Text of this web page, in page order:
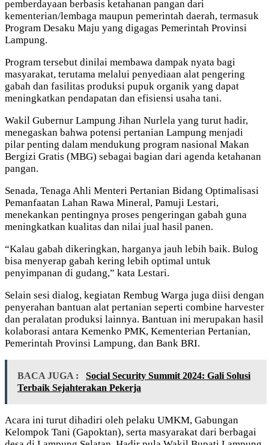
pemberdayaan berbasis ketahanan pangan dari
kementerian/lembaga maupun pemerintah daerah, termasuk
Program Desaku Maju yang digagas Pemerintah Provinsi
Lampung.
Program tersebut dinilai membawa dampak nyata bagi
masyarakat, terutama melalui penyediaan alat pengering
gabah dan fasilitas produksi pupuk organik yang dapat
meningkatkan pendapatan dan efisiensi usaha tani.
Wakil Gubernur Lampung Jihan Nurlela yang turut hadir,
menegaskan bahwa potensi pertanian Lampung menjadi
pilar penting dalam mendukung program nasional Makan
Bergizi Gratis (MBG) sebagai bagian dari agenda ketahanan
pangan.
Senada, Tenaga Ahli Menteri Pertanian Bidang Optimalisasi
Pemanfaatan Lahan Rawa Mineral, Pamuji Lestari,
menekankan pentingnya proses pengeringan gabah guna
meningkatkan kualitas dan nilai jual hasil panen.
“Kalau gabah dikeringkan, harganya jauh lebih baik. Bulog
bisa menyerap gabah kering lebih optimal untuk
penyimpanan di gudang,” kata Lestari.
Selain sesi dialog, kegiatan Rembug Warga juga diisi dengan
penyerahan bantuan alat pertanian seperti combine harvester
dan peralatan produksi lainnya. Bantuan ini merupakan hasil
kolaborasi antara Kemenko PMK, Kementerian Pertanian,
Pemerintah Provinsi Lampung, dan Bank BRI.
BACA JUGA :
Social Security Summit 2024: Gali Solusi
Terbaik Sejahterakan Pekerja
Acara ini turut dihadiri oleh pelaku UMKM, Gabungan
Kelompok Tani (Gapoktan), serta masyarakat dari berbagai